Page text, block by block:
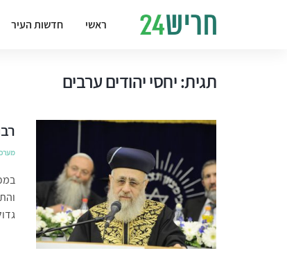
ראשי חדשות העיר
תגית:יחסי יהודים ערבים